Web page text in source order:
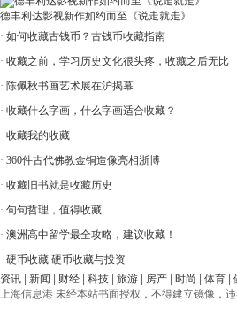
德丰利达影视新作如约而至《说走就走》
· 如何收藏古钱币？古钱币收藏指南
· 收藏之前，学习历史文化很头疼，收藏之后无比
· 陈佩秋书画艺术展在沪揭幕
· 收藏什么字画，什么字画适合收藏？
· 收藏我的收藏
· 360件古代佛教金铜造像亮相浙博
· 收藏旧书就是收藏历史
· 句句哲理，值得收藏
· 澳洲高中留学最全攻略，建议收藏！
· 硬币收藏 硬币收藏与投资
资讯
新闻 财经 科技 旅游 房产 时尚 体育
上海信息港 未经本站书面授权，不得建立镜像，